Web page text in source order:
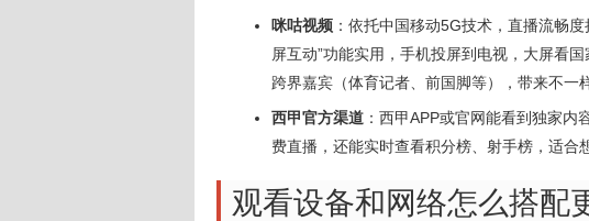
咪咕视频 ：依托中国移动5G技术，直播流畅
屏互动”功能实用，手机投屏到电视，大屏看
跨界嘉宾（体育记者、前国脚等），带来不一
西甲官方渠道 ：西甲APP或官网能看到独家
费直播，还能实时查看积分榜、射手榜，适合
观看设备和网络怎么搭配